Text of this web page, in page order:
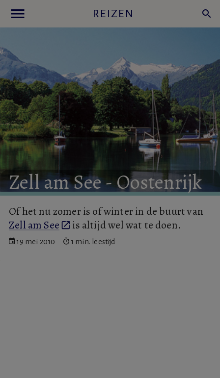
menu REIZEN search
ZellamSee-Oostenrijk
Of het nu zomer is of winter in de buurt van
Zell am See
is altijd wel wat te doen.
19 mei 2010 1 min. leestijd